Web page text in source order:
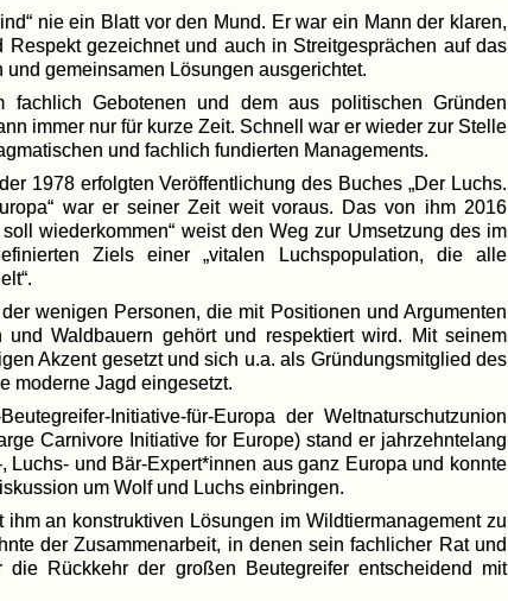
nie ein Blatt vor den Mund. Er war ein Mann der klaren,
gezeichnet und auch in Streitgesprächen auf das
gemeinsamen Lösungen ausgerichtet.
Gebotenen und dem aus politischen Gründen
immer nur für kurze Zeit. Schnell war er wieder zur Stelle
und fachlich fundierten Managements.
1978 erfolgten Veröffentlichung des Buches „Der Luchs.
war er seiner Zeit weit voraus. Das von ihm 2016
wiederkommen“ weist den Weg zur Umsetzung des im
Ziels einer „vitalen Luchspopulation, die alle
wenigen Personen, die mit Positionen und Argumenten
und Waldbauern gehört und respektiert wird. Mit seinem
Akzent gesetzt und sich u.a. als Gründungsmitglied des
moderne Jagd eingesetzt.
Initiative-für-Europa der Weltnaturschutzunion
Carnivore Initiative for Europe) stand er jahrzehntelang
Luchs- und Bär-Expert*innen aus ganz Europa und konnte
um Wolf und Luchs einbringen.
an konstruktiven Lösungen im Wildtiermanagement zu
der Zusammenarbeit, in denen sein fachlicher Rat und
Rückkehr der großen Beutegreifer entscheidend mit